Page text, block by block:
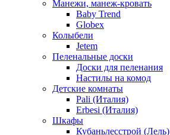
Манежи, манеж-кровать
Baby Trend
Globex
Колыбели
Jetem
Пеленальные доски
Доски для пеленания
Настилы на комод
Детские комнаты
Pali (Италия)
Erbesi (Италия)
Шкафы
Кубаньлесстрой (Лель)